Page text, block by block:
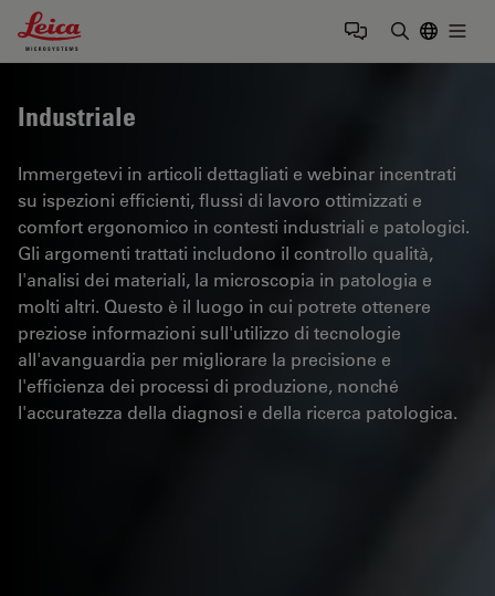
Leica Microsystems Logo
Industriale
Immergetevi in articoli dettagliati e webinar incentrati
su ispezioni efficienti, flussi di lavoro ottimizzati e
comfort ergonomico in contesti industriali e patologici.
Gli argomenti trattati includono il controllo qualità,
l'analisi dei materiali, la microscopia in patologia e
molti altri. Questo è il luogo in cui potrete ottenere
preziose informazioni sull'utilizzo di tecnologie
all'avanguardia per migliorare la precisione e
l'efficienza dei processi di produzione, nonché
l'accuratezza della diagnosi e della ricerca patologica.